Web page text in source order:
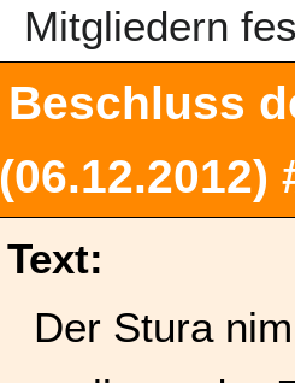
Mitgliedern
Beschluss
(06.12.2012)
Text:
Der Stura